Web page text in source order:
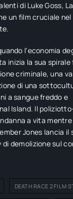
di Luke Goss,
un film cruciale nel
l'economia
inizia la sua spirale
criminale, una
di una
a sangue freddo e
Island. Il
a vita
Jones lancia il
demolizione sul
gli uni contro gli
per essere
DEATH RACE 2 FILM